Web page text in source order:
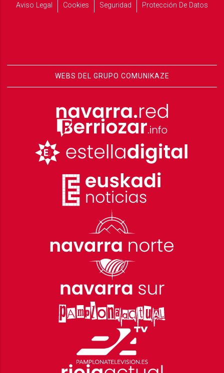
Aviso Legal
Cookies Seguridad Protección De Datos
WEBS DEL GRUPO COMUNIKAZE